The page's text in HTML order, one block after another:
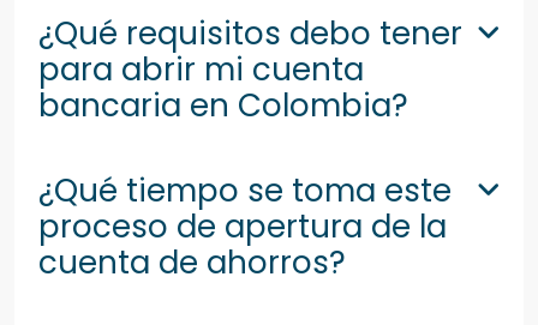
¿Qué requisitos debo tener
para abrir mi cuenta
bancaria en Colombia?
¿Qué tiempo se toma este
proceso de apertura de la
cuenta de ahorros?